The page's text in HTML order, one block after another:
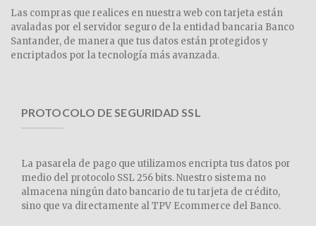
Las compras que realices en nuestra web con tarjeta están
avaladas por el servidor seguro de la entidad bancaria Banco
Santander, de manera que tus datos están protegidos y
encriptados por la tecnología más avanzada.
PROTOCOLO DE SEGURIDAD SSL
La pasarela de pago que utilizamos encripta tus datos por
medio del protocolo SSL 256 bits. Nuestro sistema no
almacena ningún dato bancario de tu tarjeta de crédito,
sino que va directamente al TPV Ecommerce del Banco.